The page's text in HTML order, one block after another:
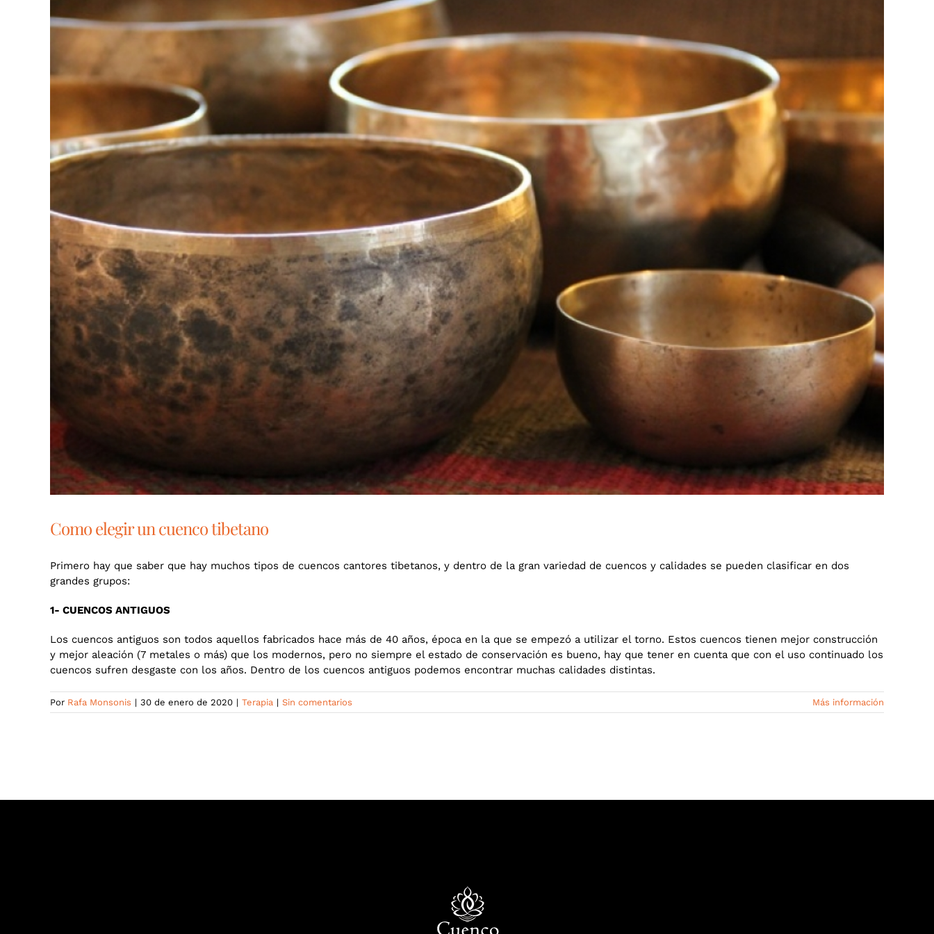
Como elegir un cuenco tibetano
Primero hay que saber que hay muchos tipos de cuencos cantores tibetanos, y dentro de la gran variedad de cuencos y calidades se pueden clasificar en dos
grandes grupos:
1- CUENCOS ANTIGUOS
Los cuencos antiguos son todos aquellos fabricados hace más de 40 años, época en la que se empezó a utilizar el torno. Estos cuencos tienen mejor construcción
y mejor aleación (7 metales o más) que los modernos, pero no siempre el estado de conservación es bueno, hay que tener en cuenta que con el uso continuado los
cuencos sufren desgaste con los años. Dentro de los cuencos antiguos podemos encontrar muchas calidades distintas.
Por Rafa Monsonis | 30 de enero de 2020 | Terapia | Sin comentarios Más información